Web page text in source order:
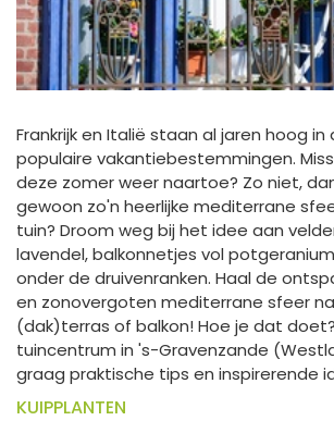
Frankrijk en Italië staan al jaren hoog in
populaire vakantiebestemmingen.
deze zomer weer naartoe? Zo niet,
gewoon zo'n heerlijke mediterrane
tuin? Droom weg bij het idee aan
lavendel, balkonnetjes vol
onder de druivenranken. Haal de
en zonovergoten mediterrane sfeer
(dak)terras of balkon! Hoe je dat
tuincentrum in 's-Gravenzande
graag praktische tips en inspirerende
KUIPPLANTEN